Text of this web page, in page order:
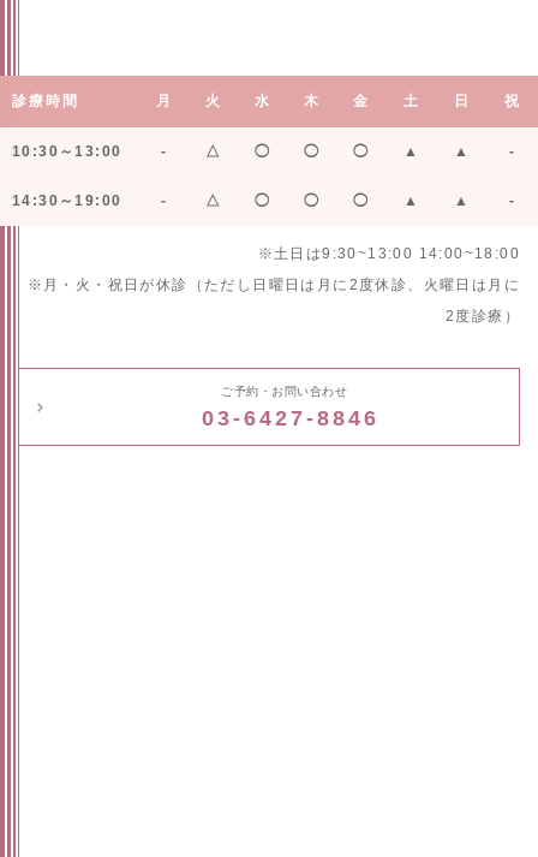
診療時間 月 火 水 木 金 土 日 祝
10:30～13:00 - △ ◯ ◯ ◯ ▲ ▲ -
14:30～19:00 - △ ◯ ◯ ◯ ▲ ▲ -
※土日は9:30~13:00 14:00~18:00
※月・火・祝日が休診（ただし日曜日は月に2度休診、火曜日は月に
2度診療）
ご予約・お問い合わせ
03-6427-8846